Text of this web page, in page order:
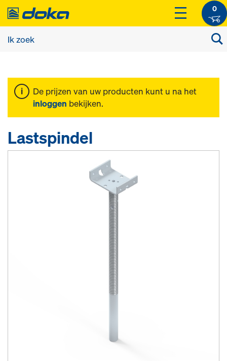
0
De prijzen van uw producten kunt u na het
inloggen bekijken.
Lastspindel